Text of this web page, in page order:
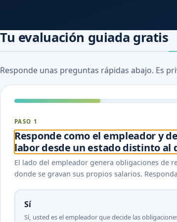
Tu evaluación guiada gratis
Responde unas preguntas rápidas abajo. Es
PASO 1
Responde como el empleador y
labor desde un estado distinto al
El lado del empleador genera obligaciones de
donde se gravan sus propios salarios.
Sí
Sí, usted es el empleador que decide las